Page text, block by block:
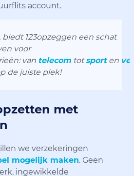
account.
biedt 123opzeggen een schat
voor
van telecom totsporten
de juiste plek!
met
we verzekeringen
mogelijk maken. Geen
ingewikkelde